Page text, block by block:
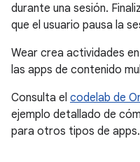
durante una sesión.
que el usuario pausa la
Wear crea actividades
las apps de contenido
Consulta el codelab de
ejemplo detallado de
para otros tipos de apps.